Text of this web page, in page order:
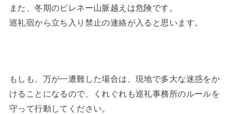
また、冬期のピレネー山脈越えは危険です。
巡礼宿から立ち入り禁止の連絡が入ると思います。
もしも、万が一遭難した場合は、現地で多大な迷惑をか
けることになるので、くれぐれも巡礼事務所のルールを
守って行動してください。